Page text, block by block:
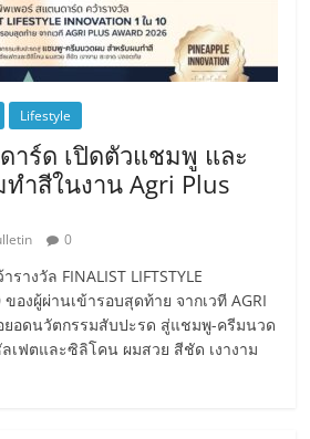
Lifestyle
าร์ด เปิดตัวแชมพู และ
ำสีในงาน Agri Plus
0
างวัล FINALIST LIFTSTYLE
องผู้ผ่านเข้ารอบสุดท้าย จากเวที AGRI
อยอดนวัตกรรมสับปะรด สู่แชมพู-ครีมนวด
เฟตและซิลิโคน ผมสวย สีชัด เงางาม